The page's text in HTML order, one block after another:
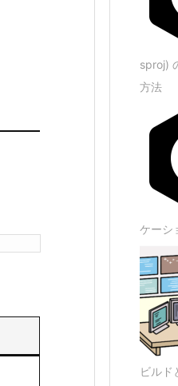
sproj)
方法
ケーシ
ビルド